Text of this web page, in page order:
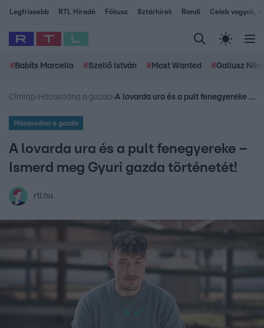
Legfrissebb RTL Híradó Fókusz Sztárhírek Randi Celeb vagyok,
# Babits Marcella #Szellő István # Most Wanted #Gallusz
Címlap› Házasodna a gazda› A lovarda ura és a pult fenegyereke – Ismerd meg Gyuri gazda történetét!
Házasodna a gazda
A lovarda ura és a pult fenegyereke –
Ismerd meg Gyuri gazda történetét!
rtl.hu